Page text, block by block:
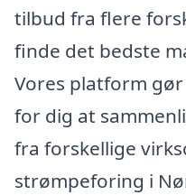
tilbud fra flere
finde det bedste
Vores platform
for dig at
fra forskellige
strømpeforing i